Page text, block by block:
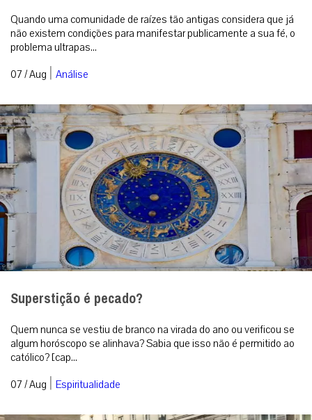
Superstição é pecado?
Quem nunca se vestiu de branco na virada do ano ou verificou se
algum horóscopo se alinhava? Sabia que isso não é permitido ao
católico? [cap...
07 / Aug
Espiritualidade